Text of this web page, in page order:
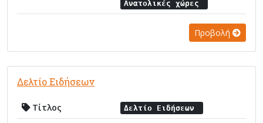
Ανατολικές χώρες
Προβολή
Δελτίο Ειδήσεων
Τίτλος Δελτίο Ειδήσεων